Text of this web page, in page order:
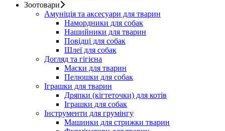
Зоотовари
Амуніція та аксесуари для тварин
Намордники для собак
Нашийники для тварин
Повідці для собак
Шлеї для собак
Догляд та гігієна
Маски для тварин
Пелюшки для собак
Іграшки для тварин
Дряпки (кігтеточки) для котів
Іграшки для собак
Інструменти для грумінгу
Машинки для стрижки тварин